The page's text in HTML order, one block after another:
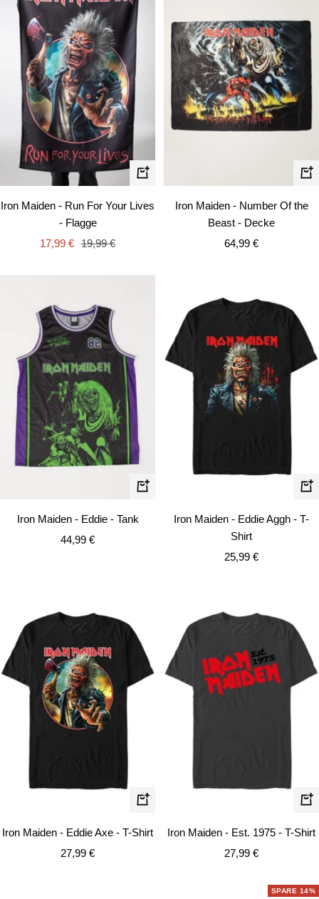
In
Iron Maiden - Run For Your Lives
- Flagge
Angebotspreis
17,99 € Regulärer
19,99 €
In
Iron Maiden - Number Of the
Beast - Decke
Angebotspreis
64,99 €
Schnellansicht
Iron Maiden - Eddie - Tank
Angebotspreis
44,99 €
Iron Maiden - Eddie Aggh - T-
Shirt
Angebotspreis
25,99 €
Schnellansicht
Iron Maiden - Eddie Axe - T-Shirt
Angebotspreis
27,99 €
Iron Maiden - Est. 1975 - T-Shirt
Angebotspreis
27,99 €
SPARE 14%